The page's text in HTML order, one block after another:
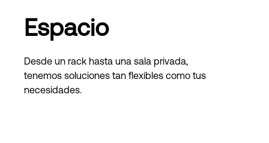
Espacio
Desde un rack hasta una sala privada,
tenemos soluciones tan flexibles como tus
necesidades.